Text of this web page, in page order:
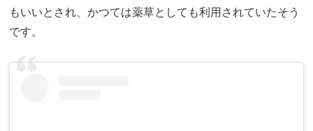
もいいとされ、かつては薬草としても利用されていたそう
です。